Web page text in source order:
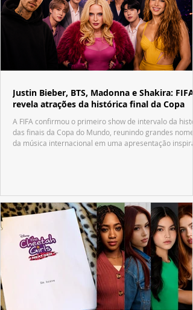
Justin Bieber, BTS, Madonna e Shakira: FIFA
revela atrações da histórica final da Copa
A FIFA confirmou o primeiro show de intervalo da
das finais da Copa do Mundo, reunindo grandes nomes
da música internacional em uma apresentação